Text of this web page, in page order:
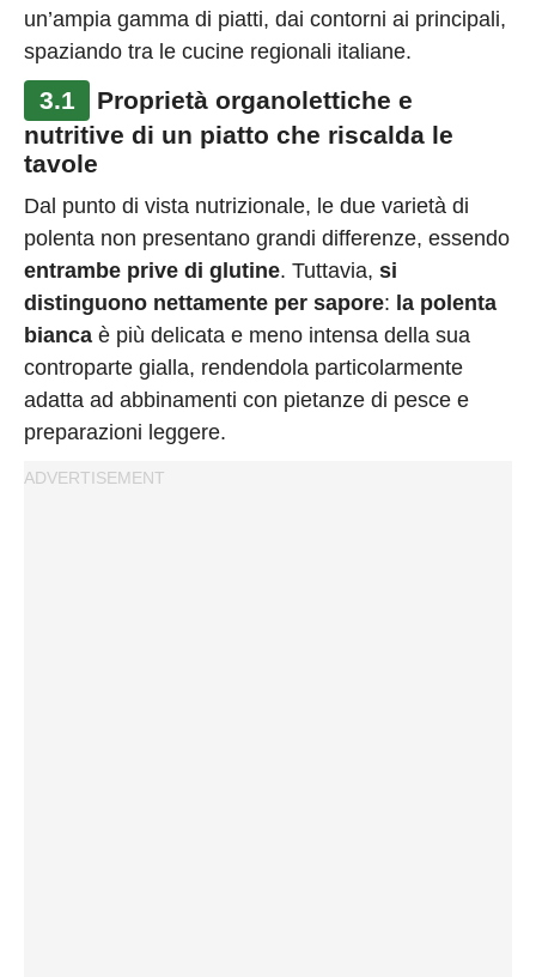
un’ampia gamma di piatti, dai contorni ai principali,
spaziando tra le cucine regionali italiane.
3.1
Proprietà organolettiche e
nutritive di un piatto che riscalda le
tavole
Dal punto di vista nutrizionale, le due varietà di
polenta non presentano grandi differenze, essendo
entrambe prive di glutine. Tuttavia, si
distinguono nettamente per sapore: la polenta
bianca è più delicata e meno intensa della sua
controparte gialla, rendendola particolarmente
adatta ad abbinamenti con pietanze di pesce e
preparazioni leggere​​​​.